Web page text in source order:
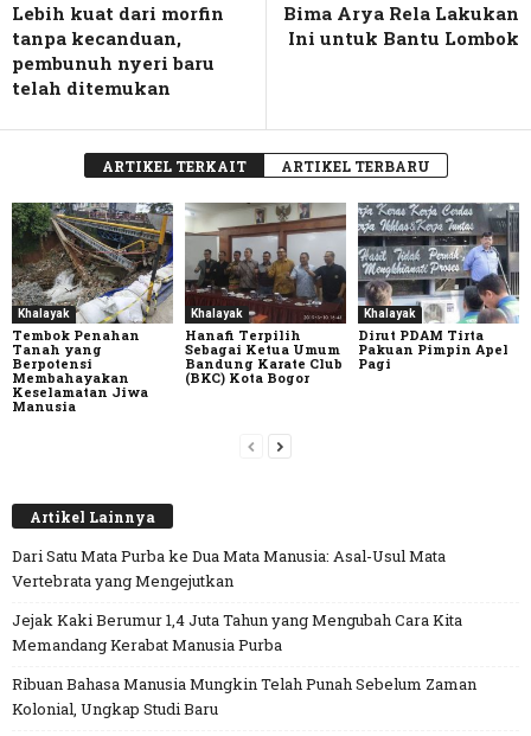
Lebih kuat dari morfin
tanpa kecanduan,
pembunuh nyeri baru
telah ditemukan
Bima Arya Rela Lakukan
Ini untuk Bantu Lombok
ARTIKEL TERKAIT ARTIKEL TERBARU
Khalayak
Tembok Penahan
Tanah yang
Berpotensi
Membahayakan
Keselamatan Jiwa
Manusia
Khalayak
Hanafi Terpilih
Sebagai Ketua Umum
Bandung Karate Club
(BKC) Kota Bogor
Khalayak
Dirut PDAM Tirta
Pakuan Pimpin Apel
Pagi
Artikel Lainnya
Dari Satu Mata Purba ke Dua Mata Manusia: Asal-Usul Mata
Vertebrata yang Mengejutkan
Jejak Kaki Berumur 1,4 Juta Tahun yang Mengubah Cara Kita
Memandang Kerabat Manusia Purba
Ribuan Bahasa Manusia Mungkin Telah Punah Sebelum Zaman
Kolonial, Ungkap Studi Baru